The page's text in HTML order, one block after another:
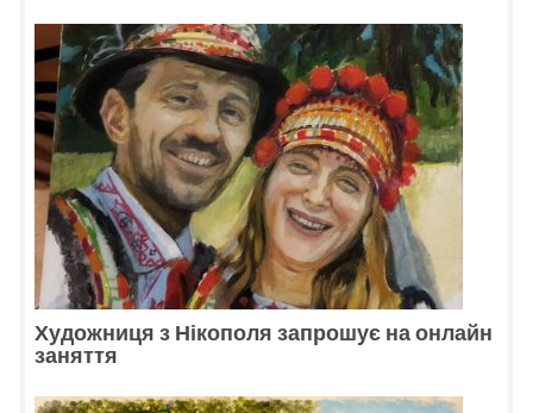
Художниця з Нікополя запрошує на онлайн
заняття